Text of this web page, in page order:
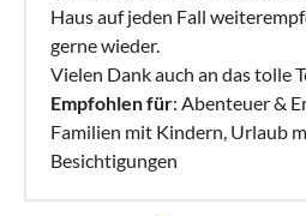
Haus auf jeden Fall
gerne wieder.
Vielen Dank auch an das tolle
Empfohlen für: Abenteuer &
Familien mit Kindern, Urlaub
Besichtigungen